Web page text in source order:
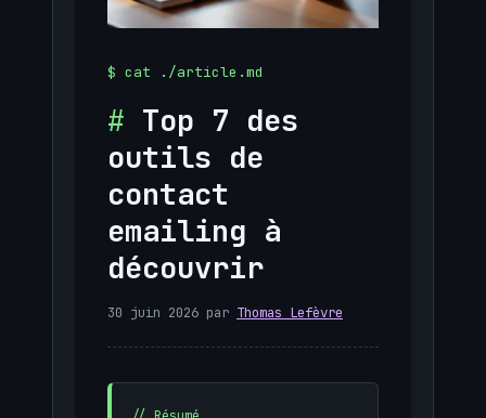
Top 7 des
outils de
contact
emailing à
découvrir
30 juin 2026 par Thomas Lefèvre